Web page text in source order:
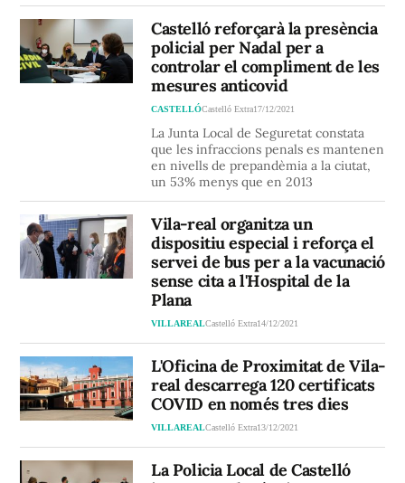
Castelló reforçarà la presència
policial per Nadal per a
controlar el compliment de les
mesures anticovid
CASTELLÓCastelló Extra17/12/2021
La Junta Local de Seguretat constata
que les infraccions penals es mantenen
en nivells de prepandèmia a la ciutat,
un 53% menys que en 2013
Vila-real organitza un
dispositiu especial i reforça el
servei de bus per a la vacunació
sense cita a l'Hospital de la
Plana
VILLAREALCastelló Extra14/12/2021
L'Oficina de Proximitat de Vila-
real descarrega 120 certificats
COVID en només tres dies
VILLAREALCastelló Extra13/12/2021
La Policia Local de Castelló